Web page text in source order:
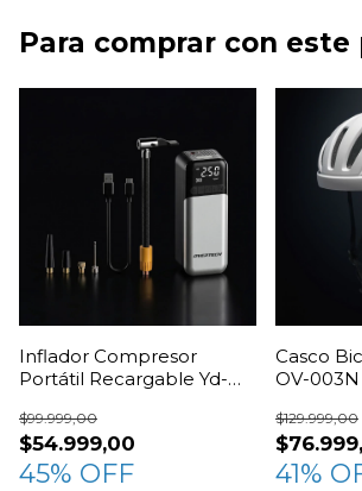
Para comprar con
Inflador Compresor
Portátil Recargable Yd-
$54.999,00
$99.999,00
45% OFF
Casco
OV-
$129.999,00
41%